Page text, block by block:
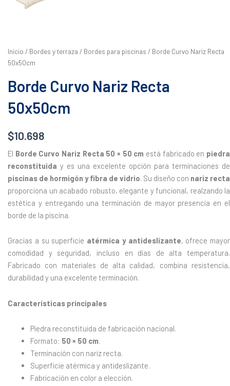
Inicio / Bordes y terraza / Bordes para piscinas / Borde Curvo Nariz Recta
50x50cm
Borde Curvo Nariz Recta
50x50cm
$10.698
El Borde Curvo Nariz Recta 50 × 50 cm está fabricado en piedra
reconstituida y es una excelente opción para terminaciones de
piscinas de hormigón y fibra de vidrio. Su diseño con nariz recta
proporciona un acabado robusto, elegante y funcional, realzando la
estética y entregando una terminación de mayor presencia en el
borde de la piscina.
Gracias a su superficie atérmica y antideslizante, ofrece mayor
comodidad y seguridad, incluso en días de alta temperatura.
Fabricado con materiales de alta calidad, combina resistencia,
durabilidad y una excelente terminación.
Características principales
Piedra reconstituida de fabricación nacional.
Formato: 50 × 50 cm.
Terminación con nariz recta.
Superficie atérmica y antideslizante.
Fabricación en color a elección.